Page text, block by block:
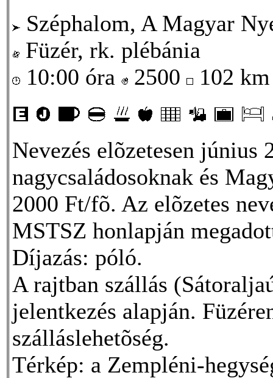
Széphalom, A Magyar
Füzér, rk. plébánia
10:00 óra
2500 102
Nevezés elõzetesen
nagycsaládosoknak és
2000 Ft/fõ. Az elõzetes
MSTSZ honlapján
Díjazás: póló.
A rajtban szállás
jelentkezés alapján.
szálláslehetõség.
Térkép: a Zempléni-